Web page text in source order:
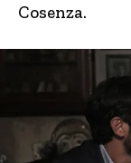
Cosenza.